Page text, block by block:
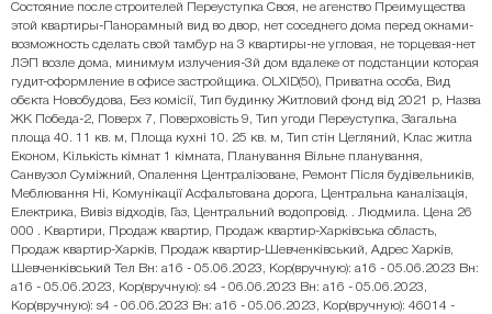
Состояние после строителей Переуступка Своя, не агенство Преимущества
этой квартиры-Панорамный вид во двор, нет соседнего дома перед окнами-
возможность сделать свой тамбур на 3 квартиры-не угловая, не торцевая-нет
ЛЭП возле дома, минимум излучения-3й дом вдалеке от подстанции которая
гудит-оформление в офисе застройщика. OLXID(50), Приватна особа, Вид
обєкта Новобудова, Без комісії, Тип будинку Житловий фонд від 2021 р, Назва
ЖК Победа-2, Поверх 7, Поверховість 9, Тип угоди Переуступка, Загальна
площа 40. 11 кв. м, Площа кухні 10. 25 кв. м, Тип стін Цегляний, Клас житла
Економ, Кількість кімнат 1 кімната, Планування Вільне планування,
Cанвузол Суміжний, Опалення Централізоване, Ремонт Після будівельників,
Меблювання Ні, Комунікації Асфальтована дорога, Центральна каналізація,
Електрика, Вивіз відходів, Газ, Центральний водопровід. . Людмила. Цена 26
000 . Квартири, Продаж квартир, Продаж квартир-Харківська область,
Продаж квартир-Харків, Продаж квартир-Шевченківський, Адрес Харків,
Шевченківський Тел Вн: a16 - 05.06.2023, Кор(вручную): a16 - 05.06.2023 Вн:
a16 - 05.06.2023, Кор(вручную): s4 - 06.06.2023 Вн: a16 - 05.06.2023,
Кор(вручную): s4 - 06.06.2023 Вн: a16 - 05.06.2023, Кор(вручную): 46014 -